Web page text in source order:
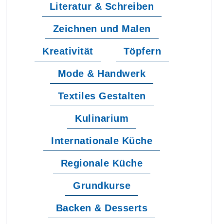
Literatur & Schreiben
Zeichnen und Malen
Kreativität Töpfern
Mode & Handwerk
Textiles Gestalten
Kulinarium
Internationale Küche
Regionale Küche
Grundkurse
Backen & Desserts